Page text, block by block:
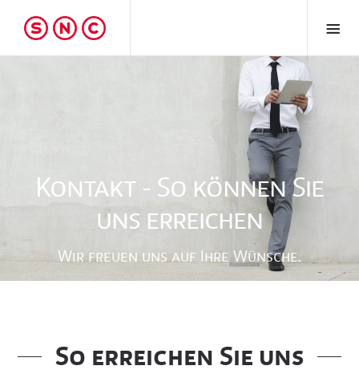
Kontakt - So können Sie
uns erreichen
Wir freuen uns auf Ihre Wünsche.
So erreichen Sie uns